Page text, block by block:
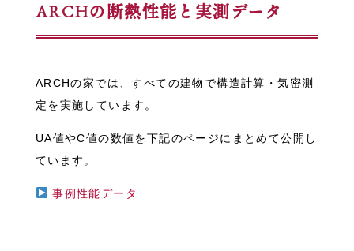
ARCHの断熱性能と実測データ
ARCHの家では、すべての建物で構造計算・気密測
定を実施しています。
UA値やC値の数値を下記のページにまとめて公開し
ています。
事例性能データ